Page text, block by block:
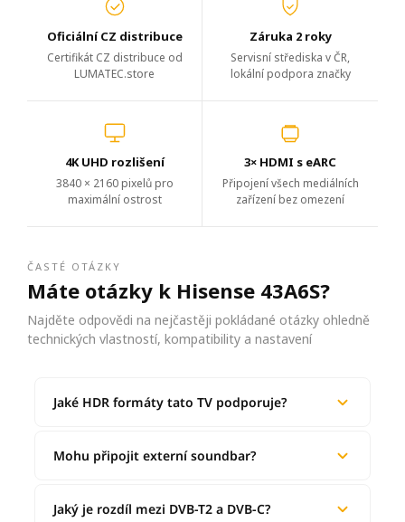
Oficiální CZ distribuce
Certifikát CZ distribuce od
LUMATEC.store
Záruka 2 roky
Servisní střediska v ČR,
lokální podpora značky
4K UHD rozlišení
3840 × 2160 pixelů pro
maximální ostrost
3× HDMI s eARC
Připojení všech mediálních
zařízení bez omezení
ČASTÉ OTÁZKY
Máte otázky k Hisense 43A6S?
Najděte odpovědi na nejčastěji pokládané otázky ohledně
technických vlastností, kompatibility a nastavení
Jaké HDR formáty tato TV podporuje?
Mohu připojit externí soundbar?
Jaký je rozdíl mezi DVB-T2 a DVB-C?